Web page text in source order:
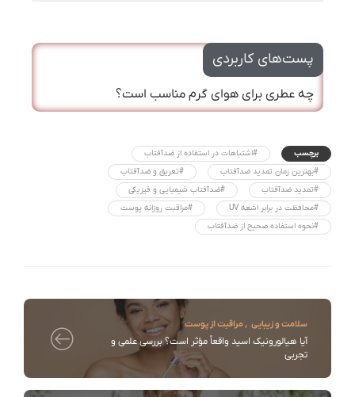
پست‌های کاربردی
چه عطری برای هوای گرم مناسب است؟
برچسب
#اشتباهات در استفاده از ضدآفتاب
#بهترین زمان تمدید ضدآفتاب
#تعریق و ضدآفتاب
#تمدید ضدآفتاب
#ضدآفتاب شیمیایی و فیزیکی
#محافظت در برابر اشعه UV
#مراقبت روزانه پوست
#نحوه استفاده صحیح از ضدآفتاب
سلامت و زیبایی ,مراقبت از پوست
آیا هیالورونیک اسید واقعاً مؤثر است؟ بررسی علمی و
تجربی